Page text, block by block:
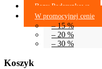
Bony Podarunkowe
W promocyjnej cenie
– 15 %
– 20 %
– 30 %
Koszyk